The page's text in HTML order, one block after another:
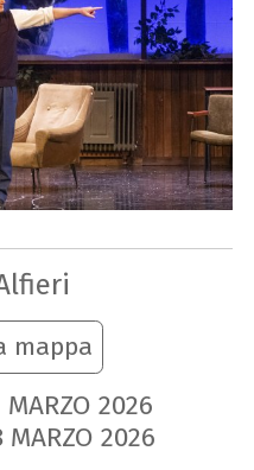
mappa
MARZO 2026
MARZO 2026